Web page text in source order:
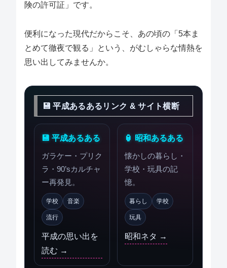
険の許可証」です。
便利になった現代だからこそ、あの頃の「5本ま
とめて徹夜で観る」という、がむしゃらな情熱を
思い出してみませんか。
💾 平成あるあるリンク & サイト横断
💾 平成あるある
ガラケー・プリク
ラ・90’sカルチャ
ー再発見。
学校 音楽
流行
平成の思い出を
読む →
🏮 昭和あるある
懐かしの暮らし・
学校・玩具の記
憶。
暮らし 学校
玩具
昭和ネタ →